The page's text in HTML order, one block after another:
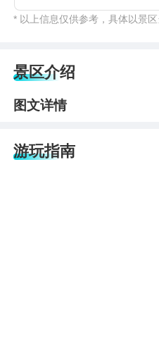
* 以上信息仅供参考，具体以景
景区介绍
图文详情
游玩指南